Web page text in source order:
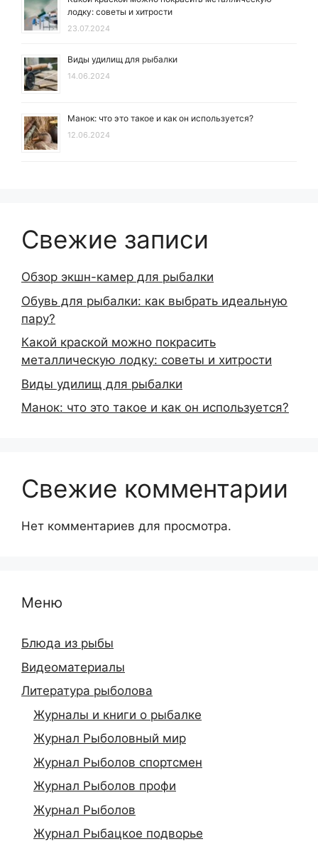
лодку: советы и хитрости
23.07.2024
Виды удилищ для рыбалки
14.06.2024
Манок: что это такое и как он используется?
12.06.2024
Свежие записи
Обзор экшн-камер для рыбалки
Обувь для рыбалки: как выбрать идеальную
пару?
Какой краской можно покрасить
металлическую лодку: советы и хитрости
Виды удилищ для рыбалки
Манок: что это такое и как он используется?
Свежие комментарии
Нет комментариев для просмотра.
Меню
Блюда из рыбы
Видеоматериалы
Литература рыболова
Журналы и книги о рыбалке
Журнал Рыболовный мир
Журнал Рыболов спортсмен
Журнал Рыболов профи
Журнал Рыболов
Журнал Рыбацкое подворье